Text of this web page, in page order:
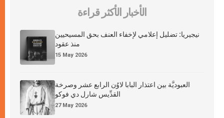
الأخبار الأكثر قراءة
نيجيريا: تضليل إعلامي لإخفاء العنف بحق المسيحيين
منذ عقود
15 May 2026
العبوديَّة بين اعتذار البابا لاوُن الرابع عشر وصرخة
القدِّيس شارل دي فوكو
27 May 2026